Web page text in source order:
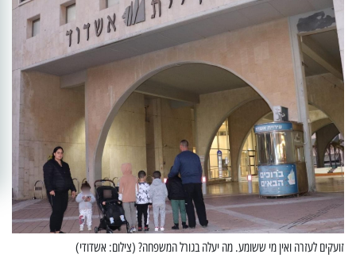
זועקים לעזרה ואין מי ששומע. מה יעלה בגורל המשפחה? (צילום: אשדודי)